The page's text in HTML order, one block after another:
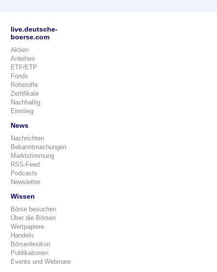
live.deutsche-
boerse.com
Aktien
Anleihen
ETF/ETP
Fonds
Rohstoffe
Zertifikate
Nachhaltig
Einstieg
News
Nachrichten
Bekanntmachungen
Marktstimmung
RSS-Feed
Podcasts
Newsletter
Wissen
Börse besuchen
Über die Börsen
Wertpapiere
Handeln
Börsenlexikon
Publikationen
Events und Webinare